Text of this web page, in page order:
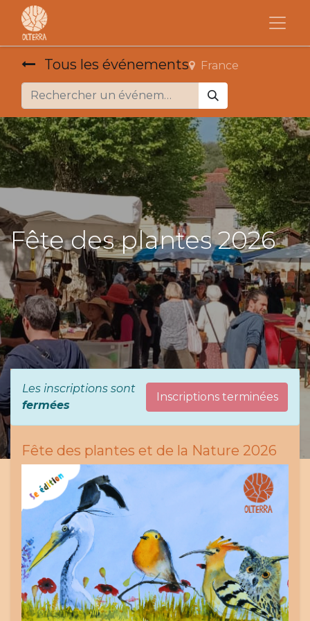
Tous les événements France
Fête des plantes 2026
Les inscriptions sont
fermées
Inscriptions terminées
Fête des plantes et de la Nature 2026